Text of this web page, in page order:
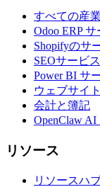
すべての産業
Odoo ERP サ
Shopifyのサ
SEOサービス
Power BI サ
ウェブサイ
会計と簿記
OpenClaw
リソース
リソースハ